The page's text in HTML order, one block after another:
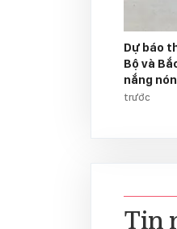
Dự báo
Bộ và
nắng
trước
Tin